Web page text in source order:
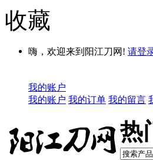
收藏
嗨，欢迎来到阳江刀网! 请登
我的账户
我的账户 我的订单 我的留言
热